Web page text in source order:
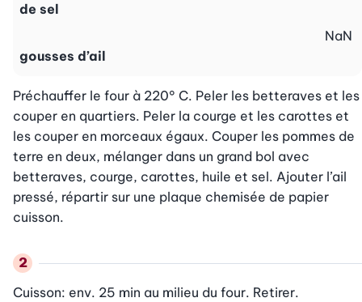
de sel
gousses d’ail
NaN
Préchauffer le four à 220° C. Peler les betteraves et les
couper en quartiers. Peler la courge et les carottes et
les couper en morceaux égaux. Couper les pommes de
terre en deux, mélanger dans un grand bol avec
betteraves, courge, carottes, huile et sel. Ajouter l’ail
pressé, répartir sur une plaque chemisée de papier
cuisson.
Cuisson: env. 25 min au milieu du four. Retirer.